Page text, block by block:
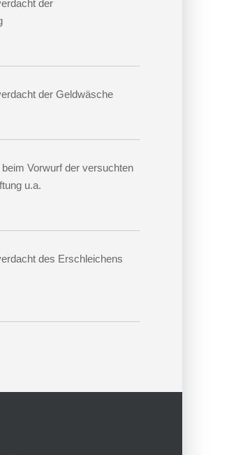
der
der Geldwäsche
Vorwurf der versuchten
u.a.
des Erschleichens